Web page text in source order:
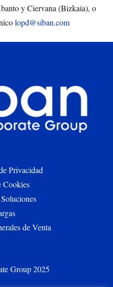
y Ciervana (Bizkaia), o
lopd@siban.com
Privacidad
Cookies
de Venta
Group 2025